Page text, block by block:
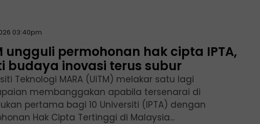
03:40pm
ungguli permohonan hak cipta IPTA,
budaya inovasi terus subur
Teknologi MARA (UiTM) melakar satu lagi
membanggakan apabila tersenarai di
pertama bagi 10 Universiti (IPTA) dengan
Hak Cipta Tertinggi di Malaysia...